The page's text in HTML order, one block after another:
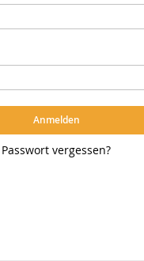
Anmelden
Passwort vergessen?